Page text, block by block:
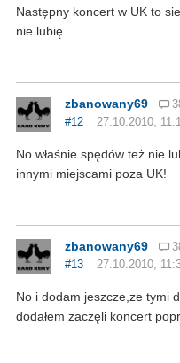
Następny koncert w UK to
nie lubię.
zbanowany69
#12
27.10.2010,
No właśnie spędów też nie
innymi miejscami poza UK!
zbanowany69
#13
27.10.2010,
No i dodam jeszcze,ze tymi
dodałem zaczęli koncert